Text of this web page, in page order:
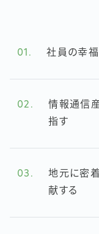
01. 社員の幸
02.
情報通信
指す
03.
地元に密
献する